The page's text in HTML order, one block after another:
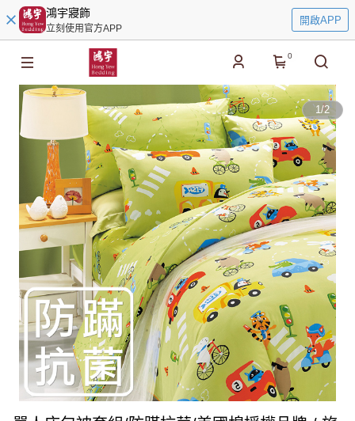
鴻宇寢飾
立刻使用官方APP
開啟APP
0
1/2